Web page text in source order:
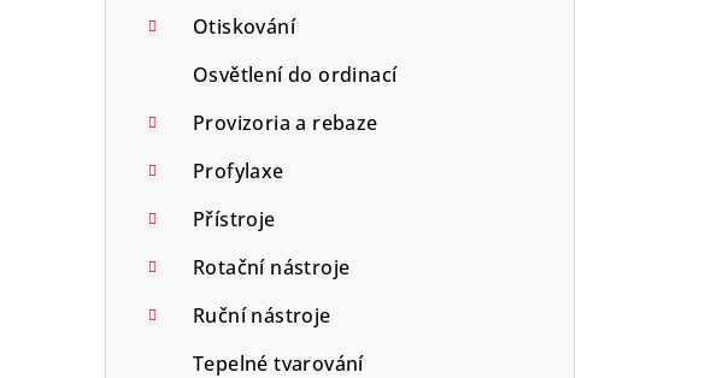
Otiskování
Osvětlení do ordinací
Provizoria a rebaze
Profylaxe
Přístroje
Rotační nástroje
Ruční nástroje
Tepelné tvarování